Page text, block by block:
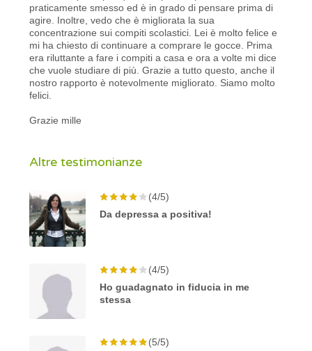
praticamente smesso ed è in grado di pensare prima di
agire. Inoltre, vedo che è migliorata la sua
concentrazione sui compiti scolastici. Lei è molto felice e
mi ha chiesto di continuare a comprare le gocce. Prima
era riluttante a fare i compiti a casa e ora a volte mi dice
che vuole studiare di più. Grazie a tutto questo, anche il
nostro rapporto è notevolmente migliorato. Siamo molto
felici.
Grazie mille
Altre testimonianze
(4/5)
Da depressa a positiva!
(4/5)
Ho guadagnato in fiducia in me
stessa
(5/5)